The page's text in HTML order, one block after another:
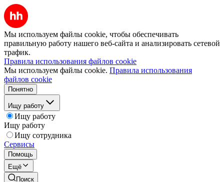
Мы используем файлы cookie, чтобы обеспечивать
правильную работу нашего веб-сайта и анализировать сетевой
трафик.
Правила использования файлов cookie
Мы используем файлы cookie. Правила использования
файлов cookie
Понятно
Ищу работу
Ищу работу
Ищу работу
Ищу сотрудника
Сервисы
Помощь
Ещё
Поиск